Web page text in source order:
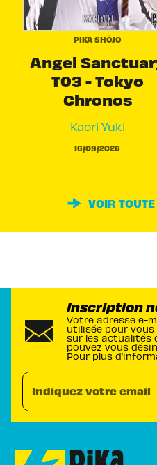
PIKA SHÔJO
Angel
T03 - Tokyo
Chronos
Kaori Yuki
16/09/2026
VOIR
Inscription
Votre adresse e-
utilisée pour
sur les actualités
pouvez vous
Pour plus
Indiquez votre email